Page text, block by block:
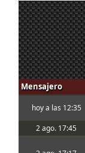
Mensajero
hoy a las 12:35
2 ago. 17:45